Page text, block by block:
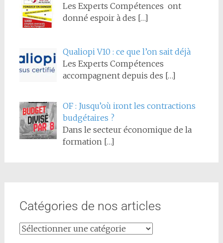
Les Experts Compétences ont
donné espoir à des […]
Qualiopi V10 : ce que l’on sait déjà
Les Experts Compétences
accompagnent depuis des […]
OF : Jusqu’où iront les contractions
budgétaires ?
Dans le secteur économique de la
formation […]
Catégories de nos articles